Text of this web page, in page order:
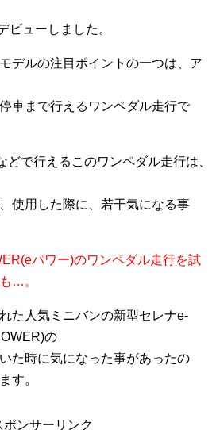
ビューしました。
デルの注目ポイントの一つは、ア
車まで行えるワンペダル走行で
どで行えるこのワンペダル走行は、
使用した際に、若干気になる事
パワー)のワンペダル走行を試
…。
た人気ミニバンの新型セレナe-
の
た時に気になった事があったの
す。
ポンサーリンク